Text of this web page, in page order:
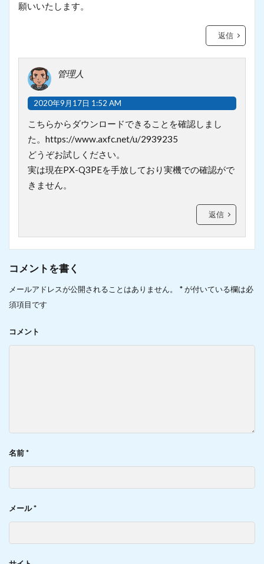
願いいたします。
返信
管理人
2020年9月17日 1:52 AM
こちらからダウンロードできることを確認しまし
た。https://www.axfc.net/u/2939235
どうぞお試しください。
実は現在PX-Q3PEを手放しており実機での確認がで
きません。
返信
コメントを書く
メールアドレスが公開されることはありません。 *が付いている欄は必
須項目です
コメント
名前*
メール*